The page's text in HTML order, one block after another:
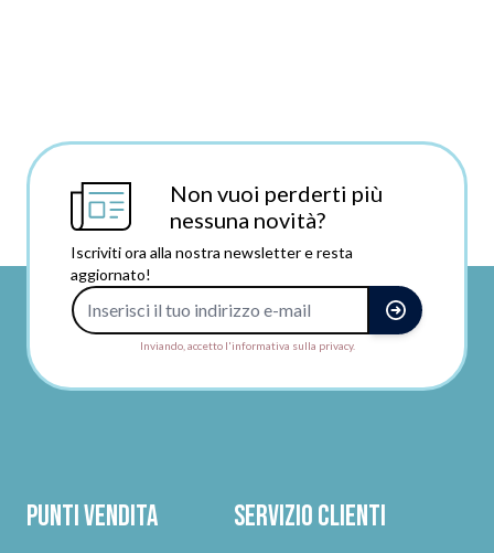
Non vuoi perderti più
nessuna novità?
Iscriviti ora alla nostra newsletter e resta
aggiornato!
Inviando, accetto l'informativa sulla privacy.
Punti vendita Servizio clienti